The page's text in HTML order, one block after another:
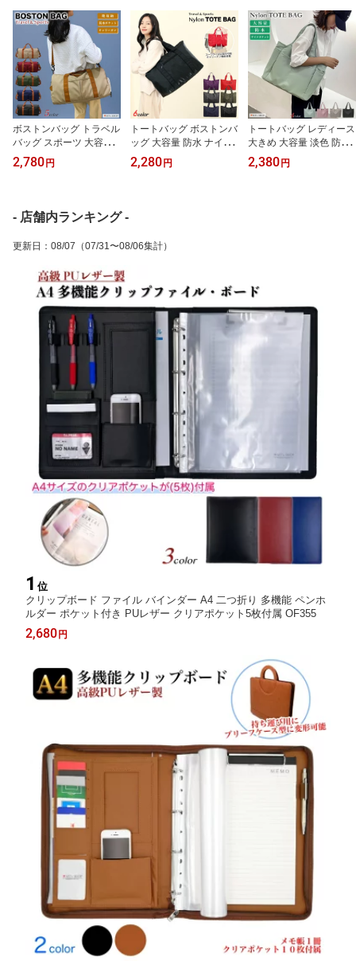
ボストンバッグ トラベル
バッグ スポーツ 大容量
防水 キャリーオン 乾湿
分離 靴収納 折り畳み 旅
2,780円
トートバッグ ボストンバ
ッグ 大容量 防水 ナイロ
ン 大きめ 旅行鞄 キャリ
ーオンバッグ 2泊3日 軽
2,280円
トートバッグ レディース
大きめ 大容量 淡色 防水
ナイロン サイドポケット
肩掛け 手提げ マザーズ
2,380円
- 店舗内ランキング -
更新日 ： 08/07 （07/31〜08/06集計）
1 位
クリップボード ファイル バインダー A4 二つ折り 多機能 ペンホ
ルダー ポケット付き PUレザー クリアポケット5枚付属 OF355
2,680円